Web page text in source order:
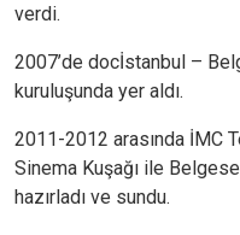
verdi.
2007’de docİstanbul –
kuruluşunda yer aldı.
2011-2012 arasında İMC
Sinema Kuşağı ile
hazırladı ve sundu.